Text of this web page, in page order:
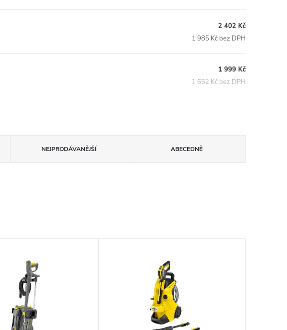
2 402 Kč
1 985 Kč bez DPH
1 999 Kč
1 652 Kč bez DPH
NEJPRODÁVANĚJŠÍ ABECEDNĚ